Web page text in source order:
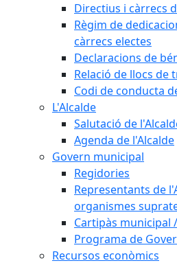
Directius i càrrecs
Règim de
càrrecs electes
Declaracions de
Relació de llocs
Codi de conducta
L'Alcalde
Salutació de
Agenda de l'Alcalde
Govern municipal
Regidories
Representants de
organismes
Cartipàs
Programa de
Recursos econòmics